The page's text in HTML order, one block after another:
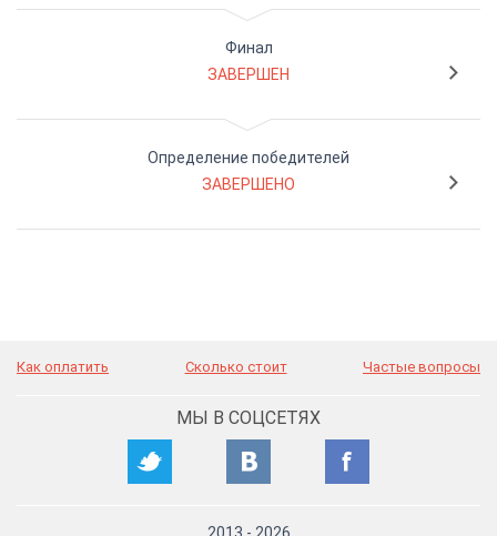
Финал
ЗАВЕРШЕН
Определение победителей
ЗАВЕРШЕНО
Как оплатить Сколько стоит Частые вопросы
МЫ В СОЦСЕТЯХ